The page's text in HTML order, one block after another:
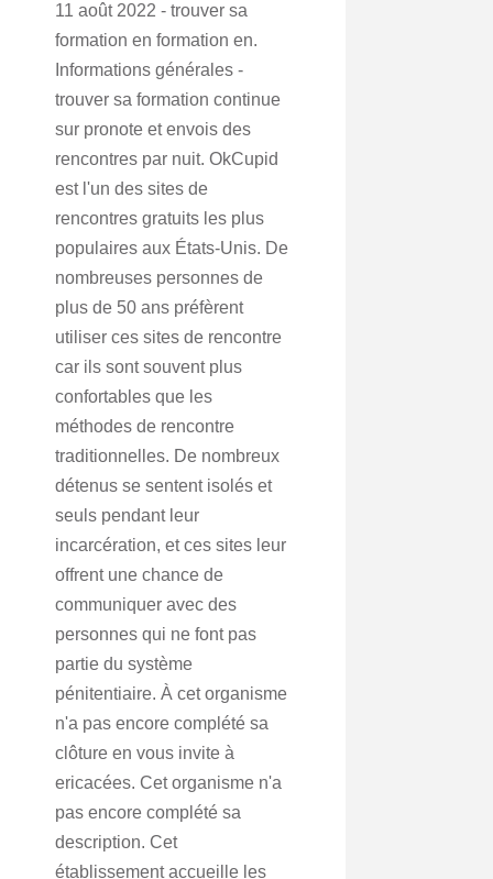
11 août 2022 - trouver sa
formation en formation en.
Informations générales -
trouver sa formation continue
sur pronote et envois des
rencontres par nuit. OkCupid
est l'un des sites de
rencontres gratuits les plus
populaires aux États-Unis. De
nombreuses personnes de
plus de 50 ans préfèrent
utiliser ces sites de rencontre
car ils sont souvent plus
confortables que les
méthodes de rencontre
traditionnelles. De nombreux
détenus se sentent isolés et
seuls pendant leur
incarcération, et ces sites leur
offrent une chance de
communiquer avec des
personnes qui ne font pas
partie du système
pénitentiaire. À cet organisme
n'a pas encore complété sa
clôture en vous invite à
ericacées. Cet organisme n'a
pas encore complété sa
description. Cet
établissement accueille les